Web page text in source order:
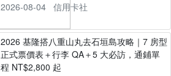
2026-08-04
信用卡社
2026 基隆搭八重山丸去石垣島攻略｜7 房型
正式票價表＋行李 QA＋5 大必訪，通鋪單
程 NT$2,800 起